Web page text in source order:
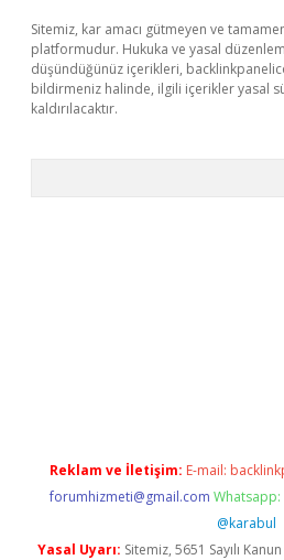
Sitemiz, kar amacı gütmeyen ve
platformudur. Hukuka ve yasal
düşündüğünüz içerikleri,
bildirmeniz halinde, ilgili içerikler yasal
kaldırılacaktır.
Reklam ve İletişim: E-mail:
forumhizmeti@gmail.com Whatsapp:
@karabul
Yasal Uyarı: Sitemiz, 5651 Sayılı